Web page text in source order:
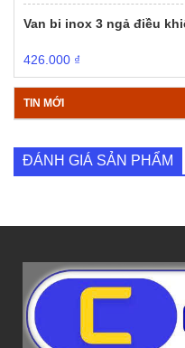
Van bi inox 3 ngả điều
426.000 ₫
TIN MỚI
ĐÁNH GIÁ SẢN PHẨM